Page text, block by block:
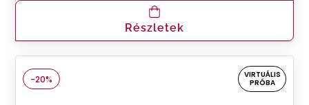
Részletek
-20%
VIRTUÁLIS
PRÓBA